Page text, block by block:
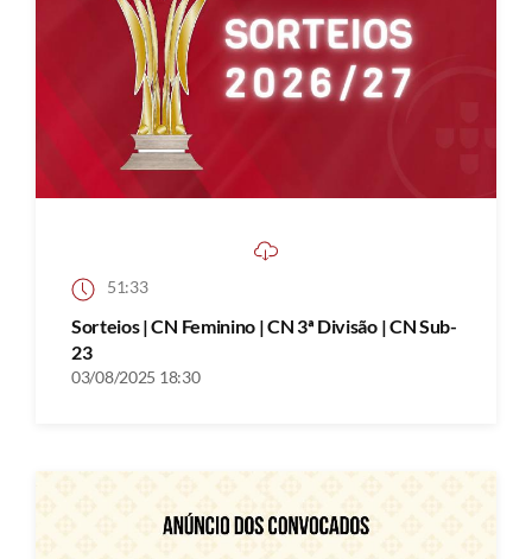
51:33
Sorteios | CN Feminino | CN 3ª Divisão | CN Sub-
23
03/08/2025 18:30